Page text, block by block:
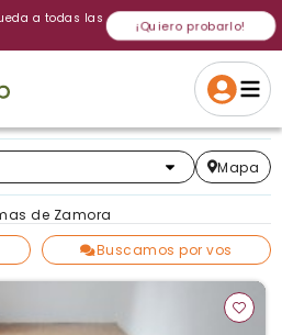
a todas las
¡Quiero probarlo!
Si, eliminar
Gracias
a intentar
Crear alerta
a todos!
Mapa
de Zamora
Buscamos por vos